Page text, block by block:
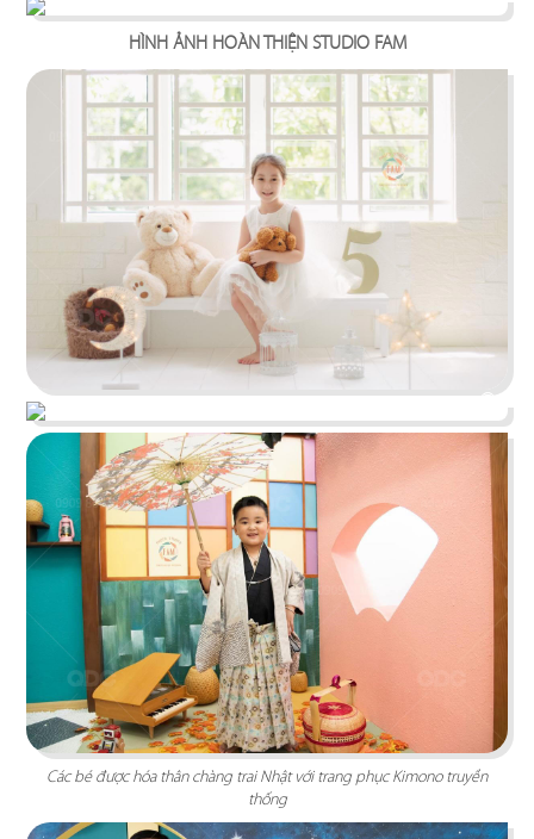
LONG SPORT
Không gian trẻ trung, năng động hợp xu hướng.
Các sản phẩm xếp theo chủ đề giúp tận dụng tối
Chi tiết
VION WEDDING
HÌNH ẢNH HOÀN THIỆN STUDIO FAM
Các bé được hóa thân chàng trai Nhật với trang phục Kimono truyền
thống